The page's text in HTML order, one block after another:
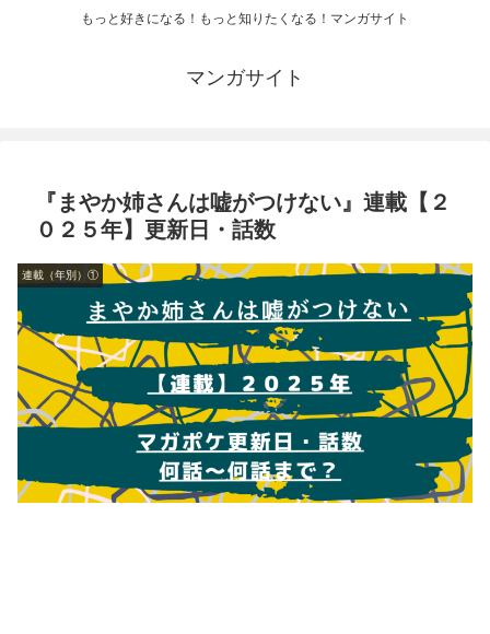
もっと好きになる！もっと知りたくなる！マンガサイト
マンガサイト
『まやか姉さんは嘘がつけない』連載【２
０２５年】更新日・話数
連載（年別）①